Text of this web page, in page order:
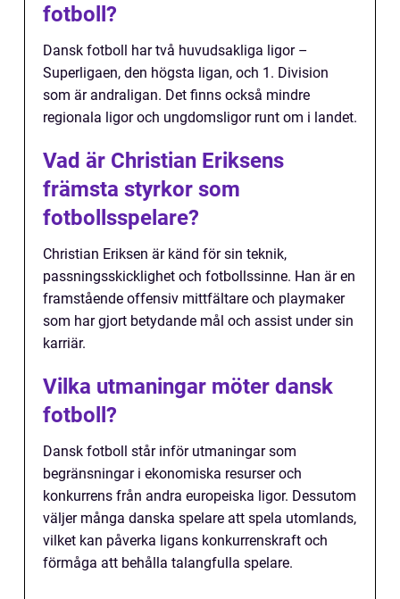
fotboll?
Dansk fotboll har två huvudsakliga ligor –
Superligaen, den högsta ligan, och 1. Division
som är andraligan. Det finns också mindre
regionala ligor och ungdomsligor runt om i landet.
Vad är Christian Eriksens
främsta styrkor som
fotbollsspelare?
Christian Eriksen är känd för sin teknik,
passningsskicklighet och fotbollssinne. Han är en
framstående offensiv mittfältare och playmaker
som har gjort betydande mål och assist under sin
karriär.
Vilka utmaningar möter dansk
fotboll?
Dansk fotboll står inför utmaningar som
begränsningar i ekonomiska resurser och
konkurrens från andra europeiska ligor. Dessutom
väljer många danska spelare att spela utomlands,
vilket kan påverka ligans konkurrenskraft och
förmåga att behålla talangfulla spelare.